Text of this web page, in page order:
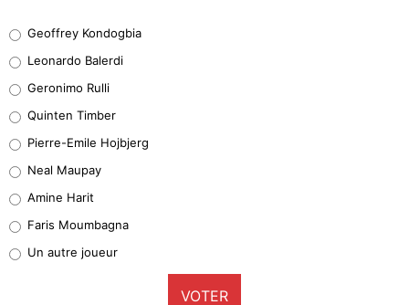
38%
32%
4%
1%
9%
Geoffrey Kondogbia
Leonardo Balerdi
Geronimo Rulli
Quinten Timber
Pierre-Emile Hojbjerg
Neal Maupay
Amine Harit
Faris Moumbagna
Un autre joueur
VOTER